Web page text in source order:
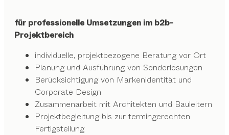
für professionelle Umsetzungen im b2b-
Projektbereich
individuelle, projektbezogene Beratung vor Ort
Planung und Ausführung von Sonderlösungen
Berücksichtigung von Markenidentität und
Corporate Design
Zusammenarbeit mit Architekten und Bauleitern
Projektbegleitung bis zur termingerechten
Fertigstellung